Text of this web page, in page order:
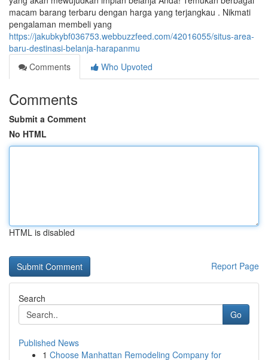
macam barang terbaru dengan harga yang terjangkau . Nikmati
pengalaman membeli yang
https://jakubkybf036753.webbuzzfeed.com/42016055/situs-area-
baru-destinasi-belanja-harapanmu
Comments
Who Upvoted
Comments
Submit a Comment
No HTML
HTML is disabled
Report Page
Search
Go
Published News
1 Choose Manhattan Remodeling Company for